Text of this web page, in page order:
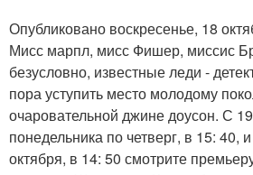
Опубликовано воскресенье, 18
Мисс марпл, мисс Фишер, миссис
безусловно, известные леди -
пора уступить место молодому
очаровательной джине доусон. С
понедельника по четверг, в 15: 40,
октября, в 14: 50 смотрите